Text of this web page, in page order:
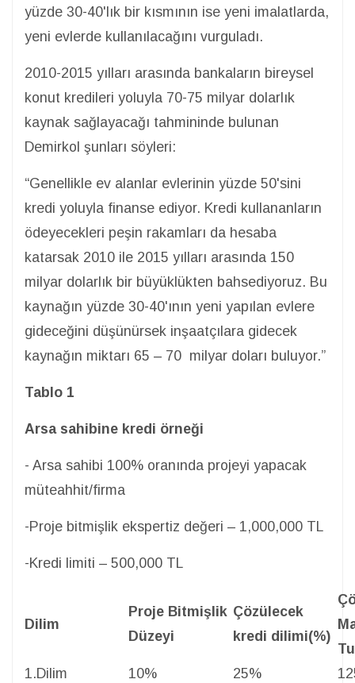
yüzde 30-40'lık bir kısmının ise yeni imalatlarda,
yeni evlerde kullanılacağını vurguladı.
2010-2015 yılları arasında bankaların bireysel
konut kredileri yoluyla 70-75 milyar dolarlık
kaynak sağlayacağı tahmininde bulunan
Demirkol şunları söyleri:
“Genellikle ev alanlar evlerinin yüzde 50'sini
kredi yoluyla finanse ediyor. Kredi kullananların
ödeyecekleri peşin rakamları da hesaba
katarsak 2010 ile 2015 yılları arasında 150
milyar dolarlık bir büyüklükten bahsediyoruz. Bu
kaynağın yüzde 30-40'ının yeni yapılan evlere
gideceğini düşünürsek inşaatçılara gidecek
kaynağın miktarı 65 – 70 milyar doları buluyor.”
Tablo 1
Arsa sahibine kredi örneği
- Arsa sahibi 100% oranında projeyi yapacak
müteahhit/firma
-Proje bitmişlik ekspertiz değeri – 1,000,000 TL
-Kredi limiti – 500,000 TL
Dilim
Proje Bitmişlik
Düzeyi
Çözülecek
kredi dilimi(%)
1.Dilim
10% 25%